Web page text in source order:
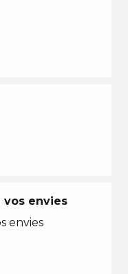
vos envies
envies